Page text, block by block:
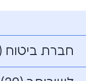
חברת ביטוח (17)